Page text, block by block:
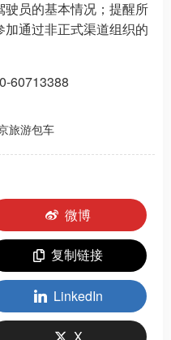
员的基本情况；提醒所
通过非正式渠道组织的
60713388
旅游包车
微博
复制链接
LinkedIn